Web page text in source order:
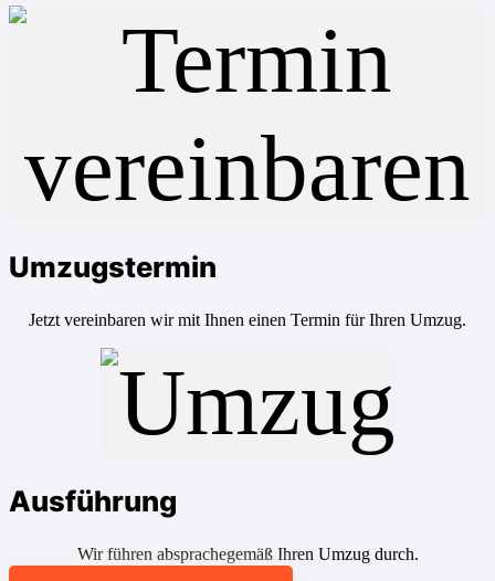
Umzugstermin
Jetzt vereinbaren wir mit Ihnen einen Termin für Ihren Umzug.
Ausführung
Wir führen absprachegemäß Ihren Umzug durch.